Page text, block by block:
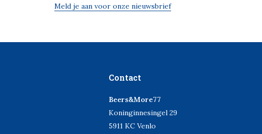
Meld je aan voor onze nieuwsbrief
Contact
Beers&More77
Koninginnesingel 29
5911 KC Venlo